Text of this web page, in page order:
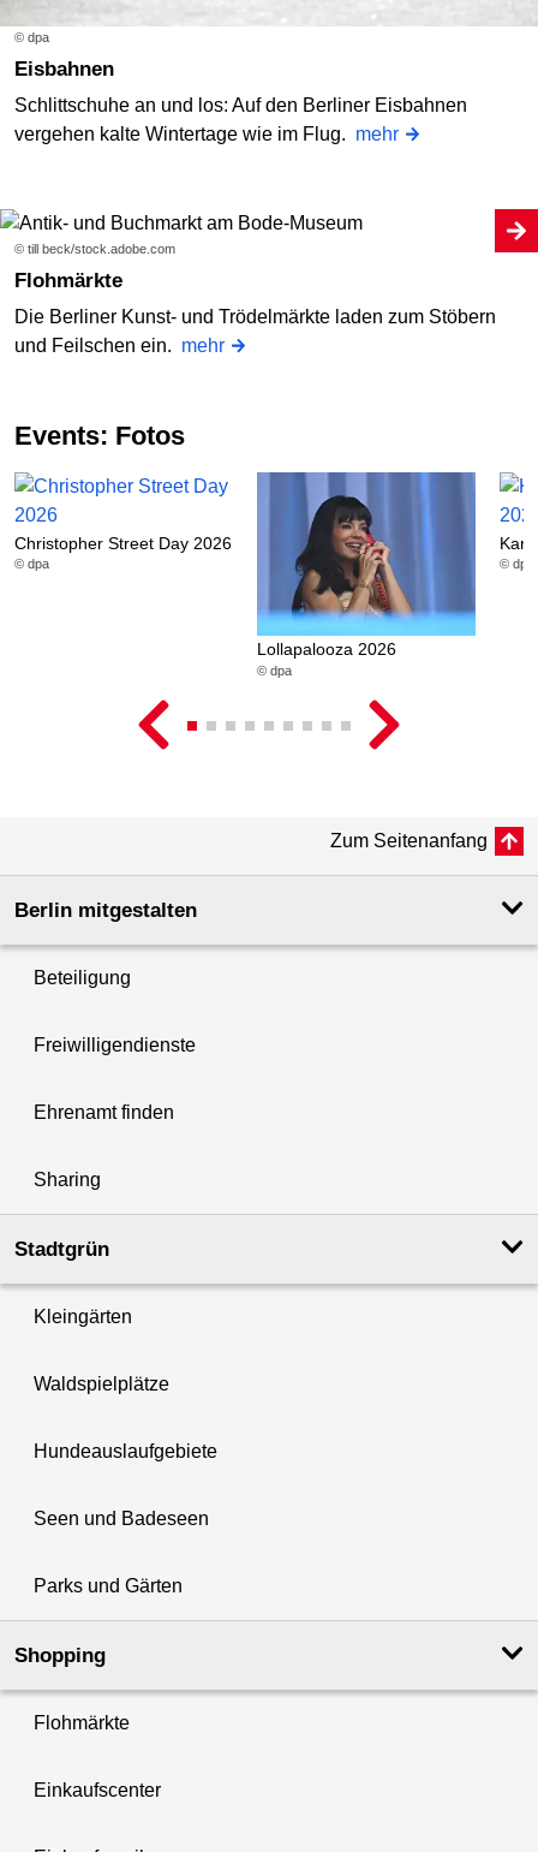
© dpa
Eisbahnen
Schlittschuhe an und los: Auf den Berliner Eisbahnen
vergehen kalte Wintertage wie im Flug. mehr
© till beck/stock.adobe.com
Flohmärkte
Die Berliner Kunst- und Trödelmärkte laden zum Stöbern
und Feilschen ein. mehr
Events: Fotos
Christopher Street Day 2026
© dpa
Lollapalooza 2026
© dpa
© dpa
Zum Seitenanfang
Berlin mitgestalten
Beteiligung
Freiwilligendienste
Ehrenamt finden
Sharing
Stadtgrün
Kleingärten
Waldspielplätze
Hundeauslaufgebiete
Seen und Badeseen
Parks und Gärten
Shopping
Flohmärkte
Einkaufscenter